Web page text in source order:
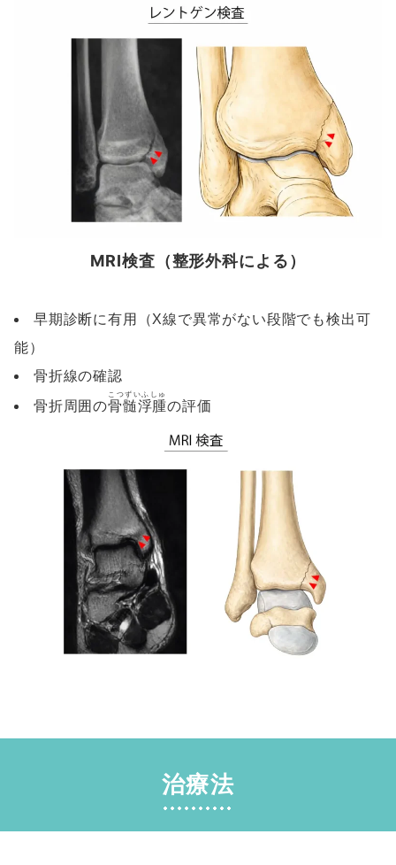
MRI検査（整形外科による）
早期診断に有用（X線で異常がない段階でも検出可
能）
骨折線の確認
骨折周囲の骨髄浮腫
こつずいふしゅ
の評価
治療法